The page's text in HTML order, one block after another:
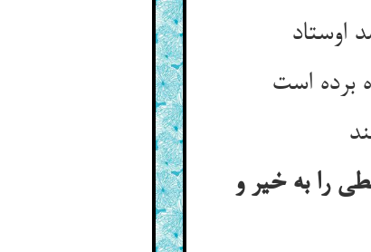
است
را به خیر و